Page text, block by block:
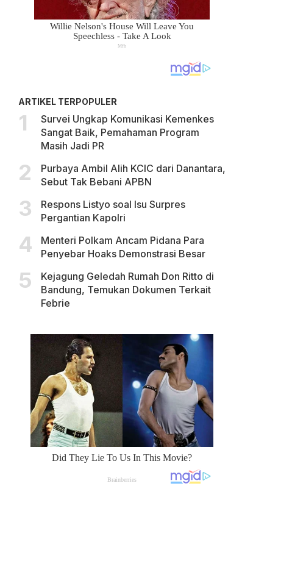
ARTIKEL TERPOPULER
Survei Ungkap Komunikasi Kemenkes
Sangat Baik, Pemahaman Program
Masih Jadi PR
Purbaya Ambil Alih KCIC dari Danantara,
Sebut Tak Bebani APBN
Respons Listyo soal Isu Surpres
Pergantian Kapolri
Menteri Polkam Ancam Pidana Para
Penyebar Hoaks Demonstrasi Besar
Kejagung Geledah Rumah Don Ritto di
Bandung, Temukan Dokumen Terkait
Febrie